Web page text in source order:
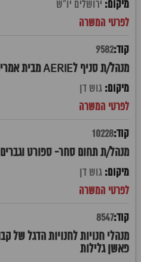
ירושלים יו"ש
9582
מנהל/ת סניף לAERIE מבית אמריקן איגל - גבעתיים
גוש דן
10228
מנהל/ת תחום סחר- ספורט וגברים
גוש דן
8547
פאשן גלילות